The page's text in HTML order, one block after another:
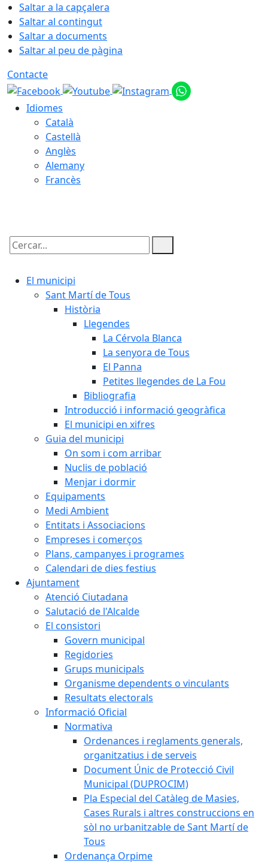
Saltar a la capçalera
Saltar al contingut
Saltar a documents
Saltar al peu de pàgina
Contacte
Idiomes
Català
Castellà
Anglès
Alemany
Francès
Cercar:
El municipi
Sant Martí de Tous
Història
Llegendes
La Cérvola Blanca
La senyora de Tous
El Panna
Petites llegendes de La Fou
Bibliografia
Introducció i informació geogràfica
El municipi en xifres
Guia del municipi
On som i com arribar
Nuclis de població
Menjar i dormir
Equipaments
Medi Ambient
Entitats i Associacions
Empreses i comerços
Plans, campanyes i programes
Calendari de dies festius
Ajuntament
Atenció Ciutadana
Salutació de l'Alcalde
El consistori
Govern municipal
Regidories
Grups municipals
Organisme dependents o vinculants
Resultats electorals
Informació Oficial
Normativa
Ordenances i reglaments generals,
organitzatius i de serveis
Document Únic de Protecció Civil
Municipal (DUPROCIM)
Pla Especial del Catàleg de Masies,
Cases Rurals i altres construccions en
sòl no urbanitzable de Sant Martí de
Tous
Ordenança Orpime